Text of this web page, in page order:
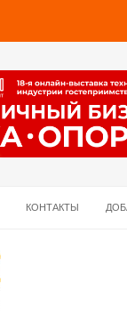
КОНТАКТЫ